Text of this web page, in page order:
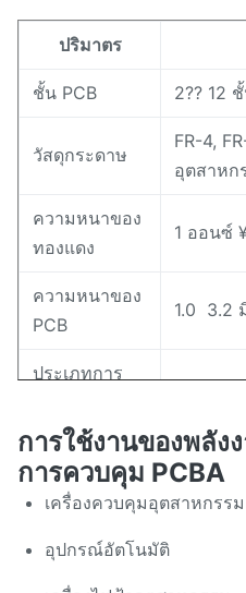
ปริมาตร
ชั้น PCB 2?? 12
วัสดุกระดาษ
FR-4,
อุตสาหก
ความหนาของ
ทองแดง
1 ออนซ์
ความหนาของ
PCB
1.0 ️ 3.2
ประเภทการ
SMT,
อุณหภูมิการ
ทํางาน
-40°C
ต้องการ)
การใช้งานของพลัง
การควบคุม PCBA
เครื่องควบคุมอุตสาหกรรม
อุปกรณ์อัตโนมัติ